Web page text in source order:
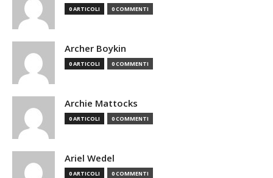
0 ARTICOLI 0 COMMENTI
Archer Boykin
0 ARTICOLI 0 COMMENTI
Archie Mattocks
0 ARTICOLI 0 COMMENTI
Ariel Wedel
0 ARTICOLI 0 COMMENTI